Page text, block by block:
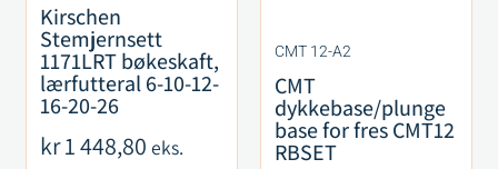
Kirschen
Stemjernsett
1171LRT bøkeskaft,
lærfutteral 6-10-12-
16-20-26
kr1 448,80 eks.
CMT 12-A2
CMT
dykkebase/plunge
base for fres CMT12
RBSET